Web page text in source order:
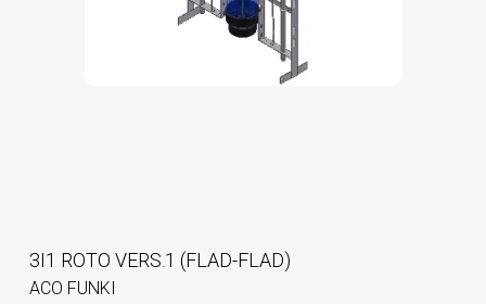
3I1 ROTO VERS.1 (FLAD-FLAD)
ACO FUNKI